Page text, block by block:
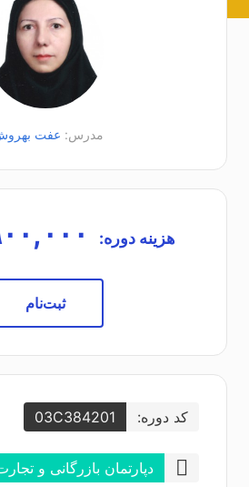
مدرس: عفت
هزینه دوره:
ثبت‌نام
کد دوره: 03C384201
دپارتمان بازرگانی و